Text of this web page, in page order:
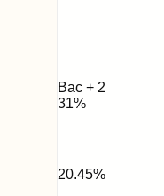
Bac + 2
31%
20.45%